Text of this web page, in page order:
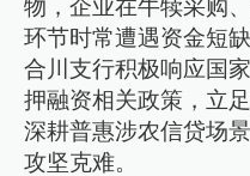
物，企业在牛犊采购
环节时常遭遇资金短
合川支行积极响应国
押融资相关政策，立
深耕普惠涉农信贷场
攻坚克难。